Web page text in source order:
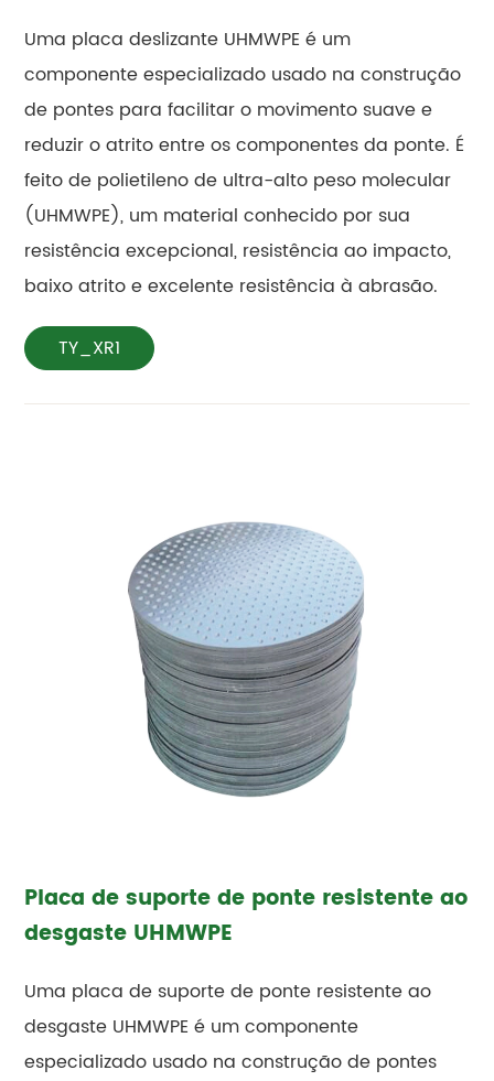
Uma placa deslizante UHMWPE é um
componente especializado usado na construção
de pontes para facilitar o movimento suave e
reduzir o atrito entre os componentes da ponte. É
feito de polietileno de ultra-alto peso molecular
(UHMWPE), um material conhecido por sua
resistência excepcional, resistência ao impacto,
baixo atrito e excelente resistência à abrasão.
TY_XR1
Placa de suporte de ponte resistente ao
desgaste UHMWPE
Uma placa de suporte de ponte resistente ao
desgaste UHMWPE é um componente
especializado usado na construção de pontes